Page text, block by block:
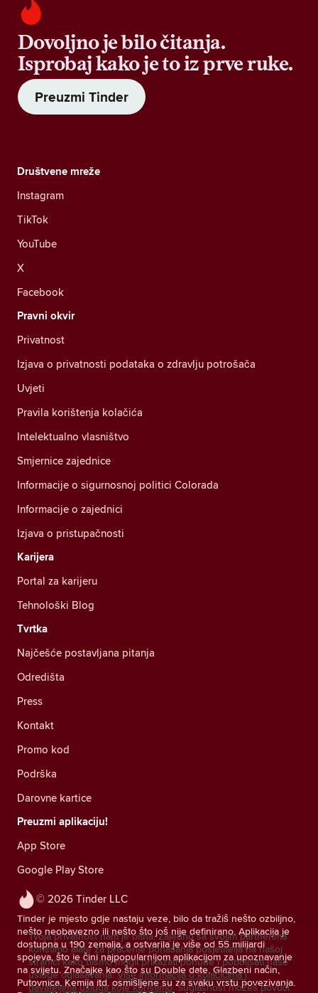
Dovoljno je bilo čitanja.
Isprobaj kako je to iz prve ruke.
Preuzmi Tinder
© 2026 Tinder LLC
Tinder je mjesto gdje nastaju veze, bilo da tražiš nešto ozbiljno,
nešto neobavezno ili nešto što još nije definirano. Aplikacija je
dostupna u 190 zemalja, a ostvarila je više od 55 milijardi
spojeva, što je čini najpopularnijom aplikacijom za upoznavanje
na svijetu. Značajke kao što su Double date, Glazbeni način,
Putovnica, Kemija itd. osmišljene su za svaku vrstu povezivanja.
Društvene mreže
Instagram
TikTok
YouTube
X
Facebook
Pravni okvir
Privatnost
Izjava o privatnosti podataka o zdravlju potrošača
Uvjeti
Pravila korištenja kolačića
Intelektualno vlasništvo
Smjernice zajednice
Informacije o sigurnosnoj politici Colorada
Informacije o zajednici
Izjava o pristupačnosti
Karijera
Portal za karijeru
Tehnološki Blog
Tvrtka
Najčešće postavljana pitanja
Odredišta
Press
Kontakt
Promo kod
Podrška
Darovne kartice
Preuzmi aplikaciju!
App Store
Google Play Store
Tvoja privatnost nam je bitna. Zajedno sa svojim partnerima
koristimo alate za praćenje ponašanja posjetitelja na našoj
stranici kako bismo mogli prikazati ponude i poboljšati naše
usluge oglašavanja. Više informacija o kolačićima i
davateljima usluga koje koristimo. Suglasnost možeš povući